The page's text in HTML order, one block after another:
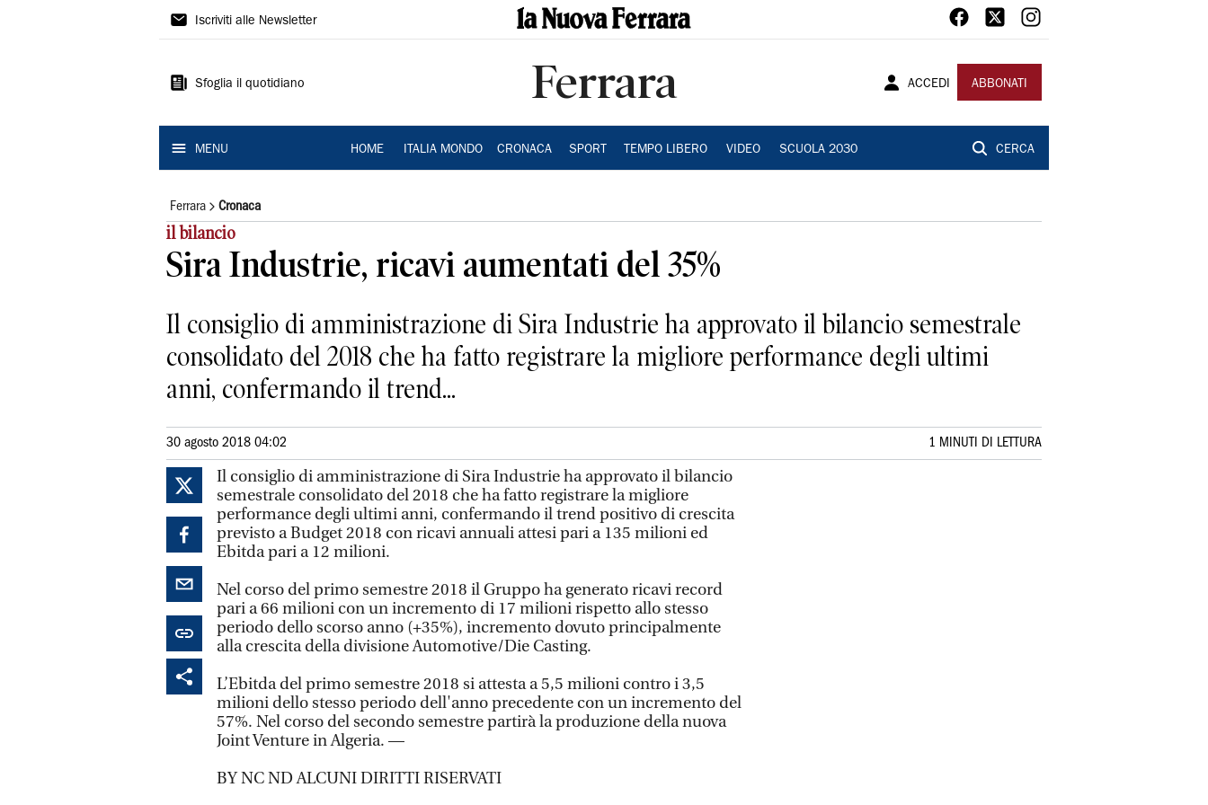
La
Ferrara
Iscriviti alle Newsletter
Sfoglia il quotidiano Ferrara ACCEDI ABBONATI
MENU HOME ITALIA MONDO CRONACA SPORT TEMPO LIBERO VIDEO SCUOLA 2030 CERCA
Ferrara Cronaca
il bilancio
Sira Industrie, ricavi aumentati del 35%
Il consiglio di amministrazione di Sira Industrie ha approvato il bilancio semestrale
consolidato del 2018 che ha fatto registrare la migliore performance degli ultimi
anni, confermando il trend...
30 agosto 2018 04:02 1 MINUTI DI LETTURA
Il consiglio di amministrazione di Sira Industrie ha approvato il bilancio
semestrale consolidato del 2018 che ha fatto registrare la migliore
performance degli ultimi anni, confermando il trend positivo di crescita
previsto a Budget 2018 con ricavi annuali attesi pari a 135 milioni ed
Ebitda pari a 12 milioni.
Nel corso del primo semestre 2018 il Gruppo ha generato ricavi record
pari a 66 milioni con un incremento di 17 milioni rispetto allo stesso
periodo dello scorso anno (+35%), incremento dovuto principalmente
alla crescita della divisione Automotive/Die Casting.
L’Ebitda del primo semestre 2018 si attesta a 5,5 milioni contro i 3,5
milioni dello stesso periodo dell'anno precedente con un incremento del
57%. Nel corso del secondo semestre partirà la produzione della nuova
Joint Venture in Algeria. —
BY NC ND ALCUNI DIRITTI RISERVATI